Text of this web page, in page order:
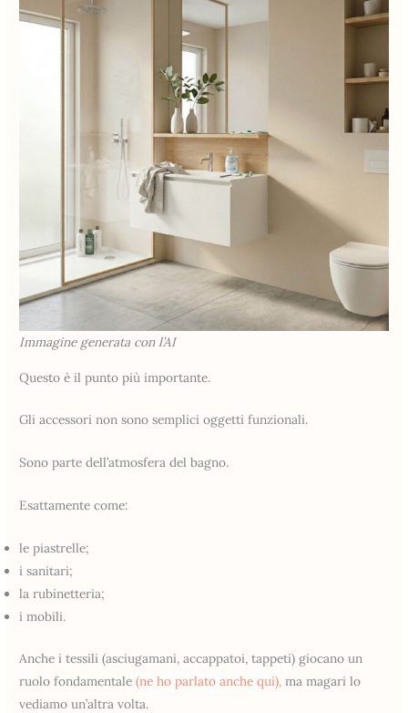
Immagine generata con l’AI
Questo è il punto più importante.
Gli accessori non sono semplici oggetti funzionali.
Sono parte dell’atmosfera del bagno.
Esattamente come:
le piastrelle;
i sanitari;
la rubinetteria;
i mobili.
Anche i tessili (asciugamani, accappatoi, tappeti) giocano un
ruolo fondamentale(ne ho parlato anche qui), ma magari lo
vediamo un’altra volta.